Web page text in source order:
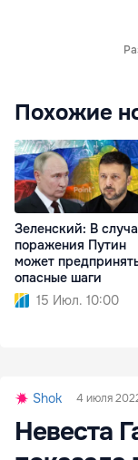
Похожие
Зеленский: В
поражения Путин
может
опасные шаги
15 Июл. 10:00
Shok 4 июля
Невеста